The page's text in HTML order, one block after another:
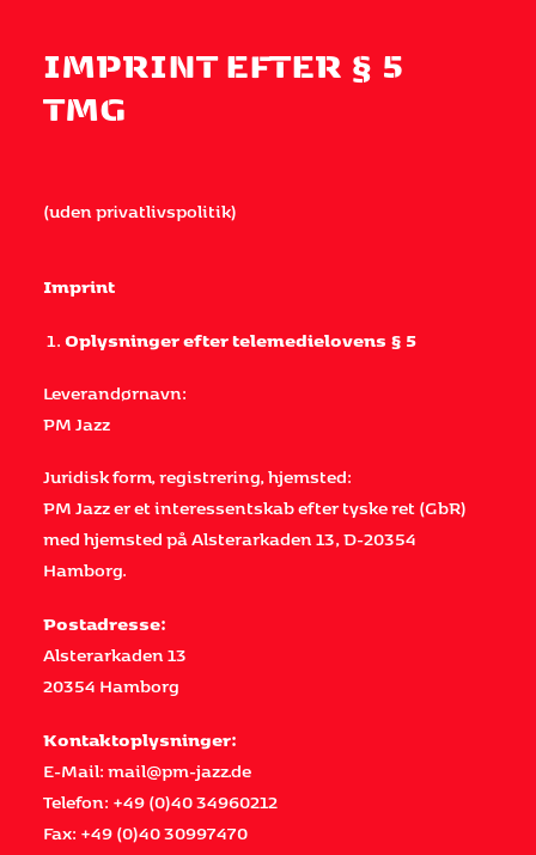
IMPRINT EFTER § 5
TMG
(uden privatlivspolitik)
Imprint
Oplysninger efter telemedielovens § 5
Leverandørnavn:
PM Jazz
Juridisk form, registrering, hjemsted:
PM Jazz er et interessentskab efter tyske ret (GbR)
med hjemsted på Alsterarkaden 13, D-20354
Hamborg.
Postadresse:
Alsterarkaden 13
20354 Hamborg
Kontaktoplysninger:
E-Mail: mail@pm-jazz.de
Telefon: +49 (0)40 34960212
Fax: +49 (0)40 30997470